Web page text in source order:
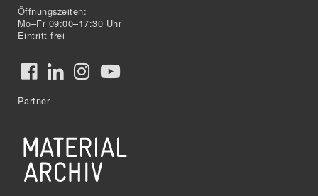
Öffnungszeiten:
Mo–Fr 09:00–17:30 Uhr
Eintritt frei
Partner